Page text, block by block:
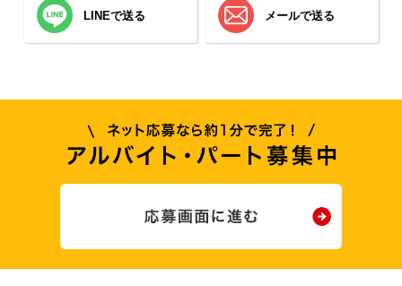
LINEで送る メールで送る